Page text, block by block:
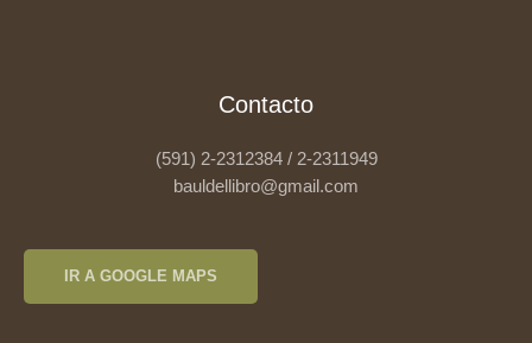
Contacto
(591) 2-2312384 / 2-2311949
bauldellibro@gmail.com
IR A GOOGLE MAPS